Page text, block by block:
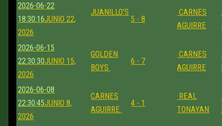
2026-06-22
18:30:16JUNIO 22,
2026
JUANILLO'S
5 - 8
CARNES
AGUIRRE
2026-06-15
22:30:30JUNIO 15,
2026
GOLDEN
BOYS
6 - 7
CARNES
AGUIRRE
2026-06-08
22:30:45JUNIO 8,
2026
CARNES
AGUIRRE
4 - 1
REAL
TONAYAN